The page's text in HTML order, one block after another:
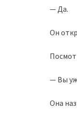
— Да.
Он
— Вы
Она